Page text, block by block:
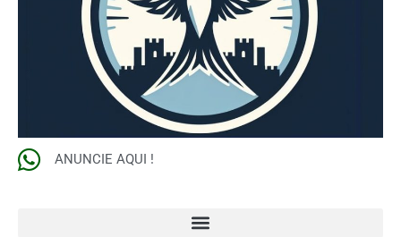
ANUNCIE AQUI !